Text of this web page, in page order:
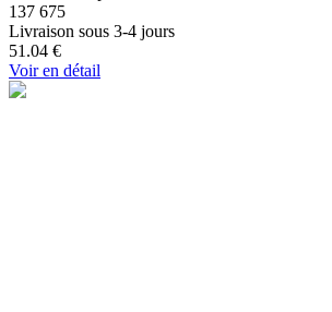
137 675
Livraison sous 3-4 jours
51.04 €
Voir en détail